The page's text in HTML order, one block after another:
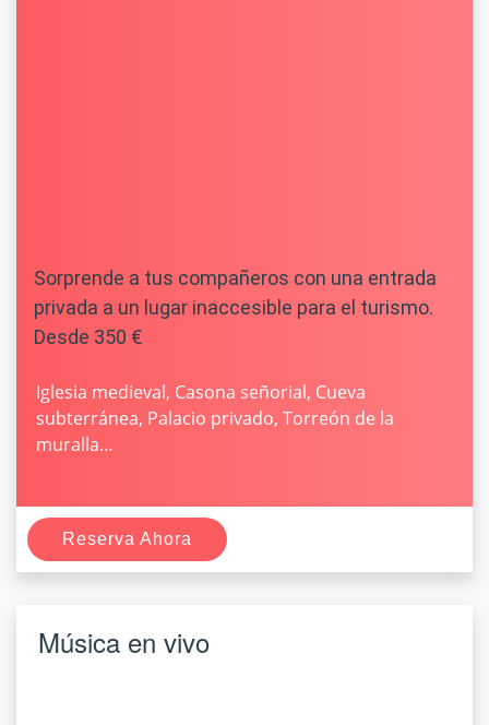
Sorprende a tus compañeros con una entrada
privada a un lugar inaccesible para el turismo.
Desde 350 €
Iglesia medieval, Casona señorial, Cueva
subterránea, Palacio privado, Torreón de la
muralla…
Reserva Ahora
Música en vivo